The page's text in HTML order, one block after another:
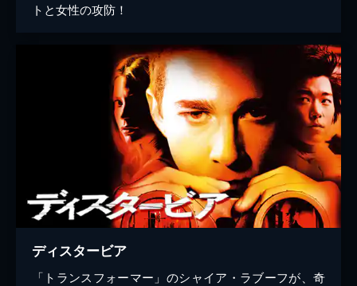
トと女性の攻防！
ディスタービア
「トランスフォーマー」のシャイア・ラブーフが、奇